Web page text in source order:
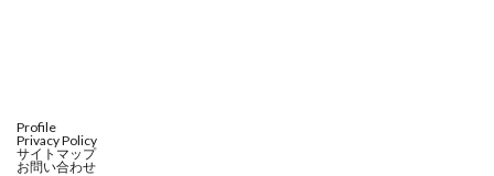
Profile
Privacy Policy
サイトマップ
お問い合わせ